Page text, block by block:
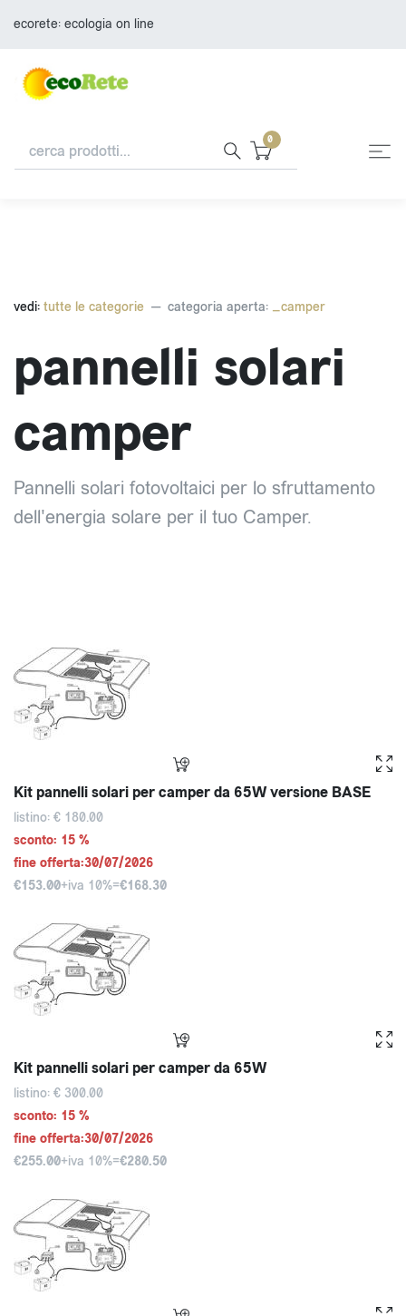
ecorete: ecologia on line
0
vedi: tutte le categorie categoria aperta: _camper
pannelli solari
camper
Pannelli solari fotovoltaici per lo sfruttamento
dell'energia solare per il tuo Camper.
Kit pannelli solari per camper da 65W versione BASE
listino: € 180.00
sconto: 15 %
fine offerta:30/07/2026
€153.00+iva 10%=€168.30
Kit pannelli solari per camper da 65W
listino: € 300.00
sconto: 15 %
fine offerta:30/07/2026
€255.00+iva 10%=€280.50